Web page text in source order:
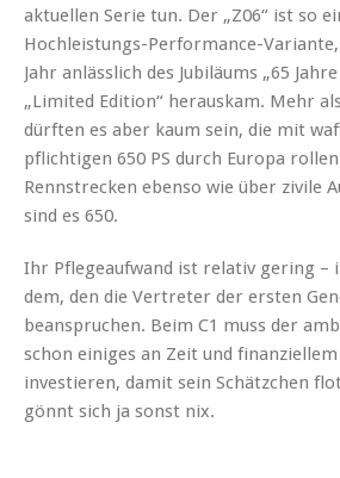
aktuellen Serie tun. Der „Z06“ ist so
Hochleistungs-Performance-
Jahr anlässlich des Jubiläums „65
„Limited Edition“ herauskam. Mehr
dürften es aber kaum sein, die mit
pflichtigen 650 PS durch Europa
Rennstrecken ebenso wie über zivile
sind es 650.
Ihr Pflegeaufwand ist relativ gering –
dem, den die Vertreter der ersten
beanspruchen. Beim C1 muss der
schon einiges an Zeit und finanziellem
investieren, damit sein Schätzchen
gönnt sich ja sonst nix.